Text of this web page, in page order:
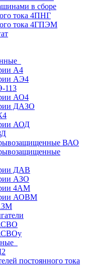
в сборе
тока 4ПНГ
тока 4ГПЭМ
А4
АЭ4
113
АО4
ДАЗО
АОД
ВАО
ДАВ
АЗО
4АМ
АОВМ
постоянного тока